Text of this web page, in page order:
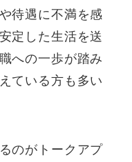
待遇に不満を感
定した生活を送
への一歩が踏み
ている方も多い
のがトークアプ